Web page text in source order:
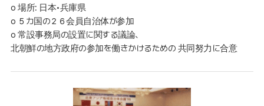
o 場所: 日本•兵庫県
o ５カ国の２６会員自治体が参加
o 常設事務局の設置に関する議論、
北朝鮮の地方政府の参加を働きかけるための 共同努力に合意